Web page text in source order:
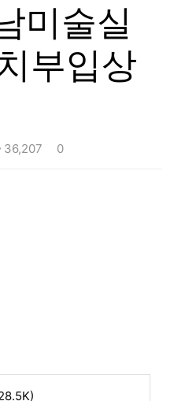
미술실
부입상
36,207 0